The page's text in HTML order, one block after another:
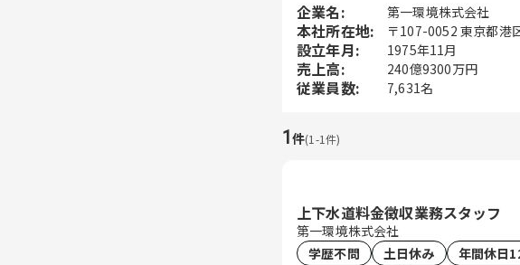
企業名: 第一環境株式会社
本社所在地: 〒107-0052 東京都港
設立年月: 1975年11月
売上高: 240億9300万円
従業員数: 7,631名
1 件(1 -1件)
上下水道料金徴収業務スタッフ
第一環境株式会社
学歴不問
土日休み 年間休日